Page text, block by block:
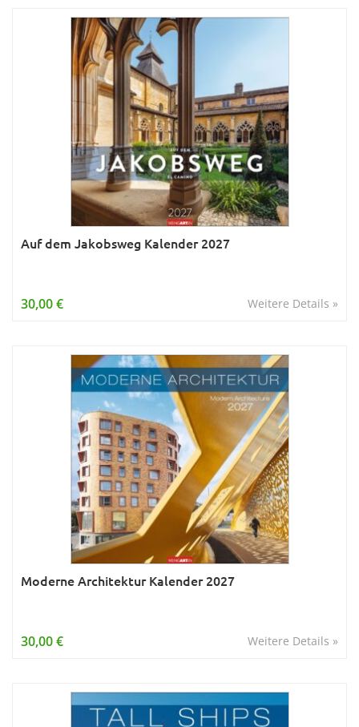
Auf dem Jakobsweg Kalender 2027
Weitere Details »
30,00 €
Moderne Architektur Kalender 2027
Weitere Details »
30,00 €